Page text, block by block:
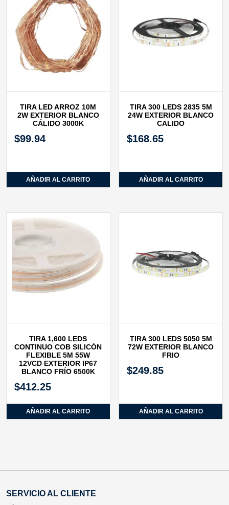
TIRA LED ARROZ 10M
2W EXTERIOR BLANCO
CÁLIDO 3000K
$99.94
AÑADIR AL CARRITO
TIRA 300 LEDS 2835 5M
24W EXTERIOR BLANCO
CALIDO
$168.65
AÑADIR AL CARRITO
TIRA 1,600 LEDS
CONTINUO COB SILICÓN
FLEXIBLE 5M 55W
12VCD EXTERIOR IP67
BLANCO FRÍO 6500K
$412.25
AÑADIR AL CARRITO
TIRA 300 LEDS 5050 5M
72W EXTERIOR BLANCO
FRIO
$249.85
AÑADIR AL CARRITO
SERVICIO AL CLIENTE